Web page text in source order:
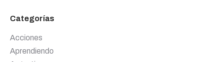
Categorías
Acciones
Aprendiendo